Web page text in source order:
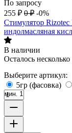
По запросу
255 ₽ 0 ₽ -0%
Стимулятор
индолмасляная
В наличии
Осталось
Выберите артикул:
5гр (фасовка)
мин. 1